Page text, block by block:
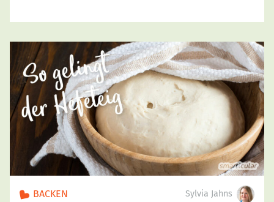
BACKEN Sylvia Jahns